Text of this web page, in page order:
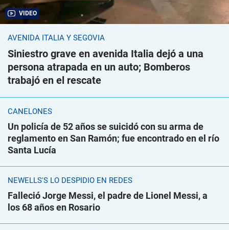
VIDEO
AVENIDA ITALIA Y SEGOVIA
Siniestro grave en avenida Italia dejó a una
persona atrapada en un auto; Bomberos
trabajó en el rescate
CANELONES
Un policía de 52 años se suicidó con su arma de
reglamento en San Ramón; fue encontrado en el río
Santa Lucía
NEWELLS'S LO DESPIDIÓ EN REDES
Falleció Jorge Messi, el padre de Lionel Messi, a
los 68 años en Rosario